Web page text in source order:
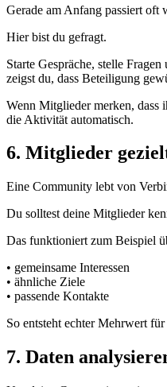
Gerade am Anfang passiert oft
Hier bist du gefragt.
Starte Gespräche, stelle
zeigst du, dass Beteiligung
Wenn Mitglieder merken, dass
die Aktivität automatisch.
6. Mitglieder
Eine Community lebt von
Du solltest deine Mitglieder
Das funktioniert zum Beispiel
• gemeinsame Interessen
• ähnliche Ziele
• passende Kontakte
So entsteht echter Mehrwert
7. Daten